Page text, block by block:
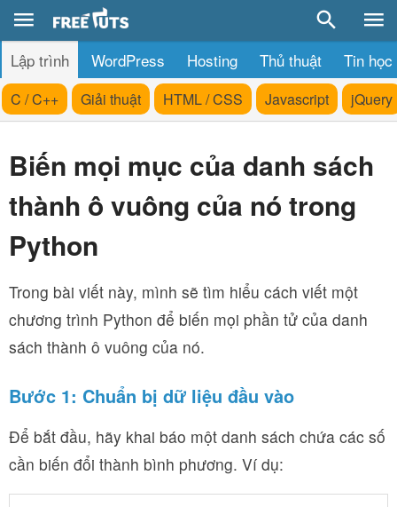
Lập trình WordPress Hosting Thủ thuật Tin học
C / C++ Giải thuật HTML / CSS Javascript jQuery
Biến mọi mục của danh sách
thành ô vuông của nó trong
Python
Trong bài viết này, mình sẽ tìm hiểu cách viết một
chương trình Python để biến mọi phần tử của danh
sách thành ô vuông của nó.
Bước 1: Chuẩn bị dữ liệu đầu vào
Để bắt đầu, hãy khai báo một danh sách chứa các số
cần biến đổi thành bình phương. Ví dụ: